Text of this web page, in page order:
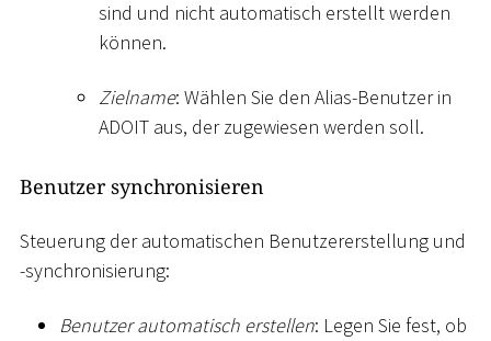
sind und nicht automatisch erstellt werden
können.
Zielname: Wählen Sie den Alias-Benutzer in
ADOIT aus, der zugewiesen werden soll.
Benutzer synchronisieren
Steuerung der automatischen Benutzererstellung und
-synchronisierung:
Benutzer automatisch erstellen: Legen Sie fest, ob